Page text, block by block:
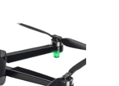
comme
pour drones est
à bloquer
la lumière
pendant votre